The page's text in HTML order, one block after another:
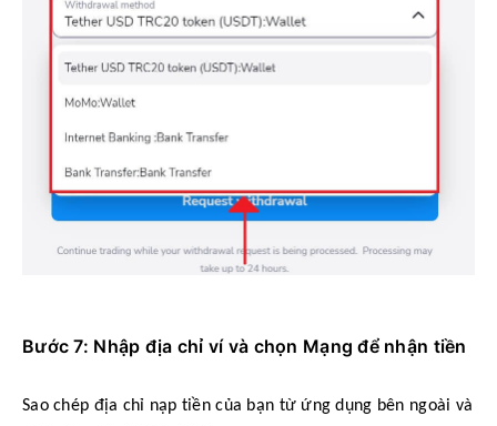
Bước 7: Nhập địa chỉ ví và chọn Mạng để nhận tiền
Sao chép địa chỉ nạp tiền của bạn từ ứng dụng bên ngoài và